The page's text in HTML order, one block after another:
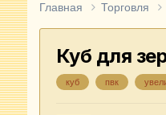
Главная Торговля
Куб для
куб пвк